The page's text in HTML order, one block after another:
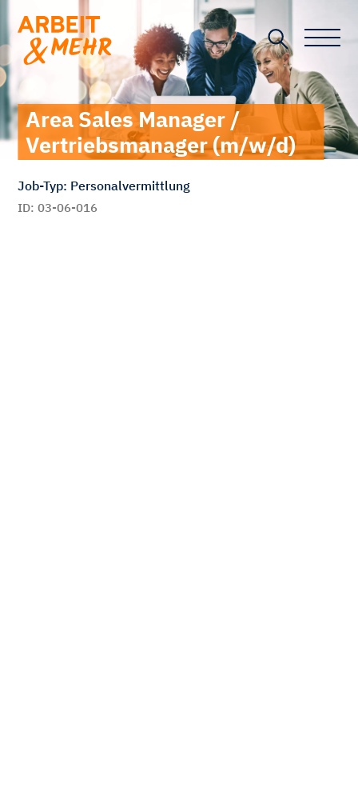
Toggle
Area Sales Manager /
Vertriebsmanager (m/w/d)
Job-Typ: Personalvermittlung
ID: 03-06-016